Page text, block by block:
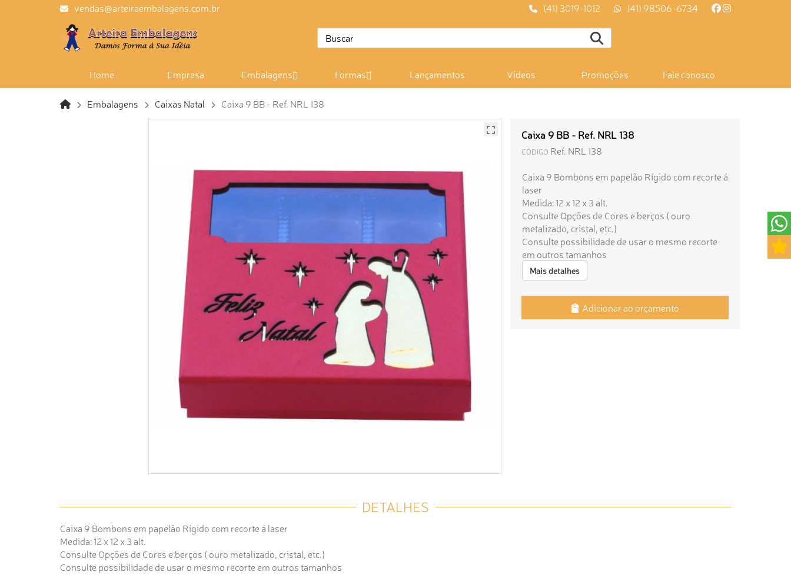
vendas@arteiraembalagens.com.br (41) 3019-1012 (41) 98506-6734
Home Empresa Embalagens Formas Lançamentos Vídeos Promoções Fale conosco
Embalagens Caixas Natal Caixa 9 BB - Ref. NRL 138
Caixa 9 BB - Ref. NRL 138
CÓDIGO Ref. NRL 138
Caixa 9 Bombons em papelão Rígido com recorte á
laser
Medida: 12 x 12 x 3 alt.
Consulte Opções de Cores e berços ( ouro
metalizado, cristal, etc.)
Consulte possibilidade de usar o mesmo recorte
em outros tamanhos
Mais detalhes
Adicionar ao orçamento
DETALHES
Caixa 9 Bombons em papelão Rígido com recorte á laser
Medida: 12 x 12 x 3 alt.
Consulte Opções de Cores e berços ( ouro metalizado, cristal, etc.)
Consulte possibilidade de usar o mesmo recorte em outros tamanhos